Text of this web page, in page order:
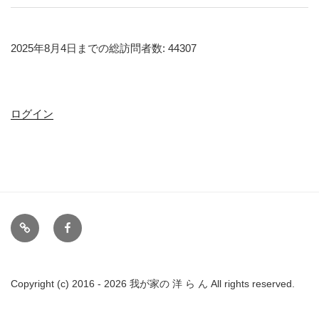
2025年8月4日までの総訪問者数: 44307
ログイン
備
忘
FB
Copyright (c) 2016 - 2026 我が家の 洋 ら ん All rights reserved.